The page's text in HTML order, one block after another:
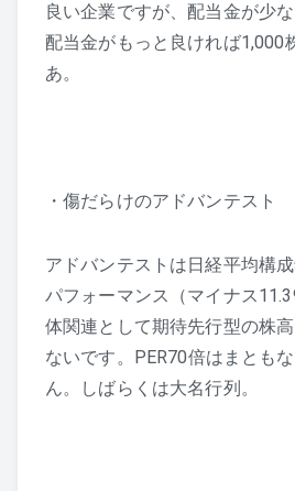
良い企業ですが、配当金が少な
配当金がもっと良ければ1,000
あ。
・傷だらけのアドバンテスト
アドバンテストは日経平均構
パフォーマンス（マイナス
体関連として期待先行型の株
ないです。PER70倍はまとも
ん。しばらくは大名行列。